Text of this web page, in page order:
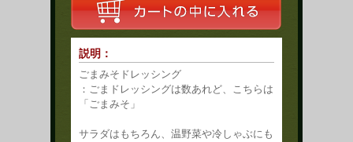
説明：
ごまみそドレッシング
：ごまドレッシングは数あれど、こちらは
「ごまみそ」
サラダはもちろん、温野菜や冷しゃぶにも